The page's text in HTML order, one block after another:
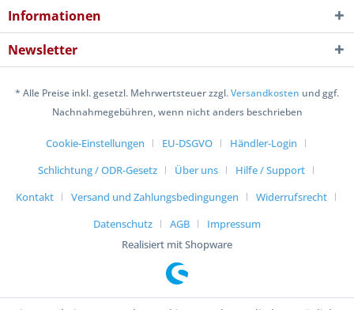
Informationen
Newsletter
* Alle Preise inkl. gesetzl. Mehrwertsteuer zzgl.Versandkosten und ggf.
Nachnahmegebühren, wenn nicht anders beschrieben
Cookie-Einstellungen EU-DSGVO
Händler-Login
Schlichtung / ODR-Gesetz
Über uns
Hilfe / Support
Kontakt
Versand und Zahlungsbedingungen
Widerrufsrecht
Datenschutz
AGB
Impressum
Realisiert mit Shopware